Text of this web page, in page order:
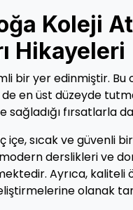
Koleji
Hikayeleri
bir yer edinmiştir.
en üst düzeyde
fırsatlarla
sıcak ve güvenli
derslikleri ve
Ayrıca,
olanak